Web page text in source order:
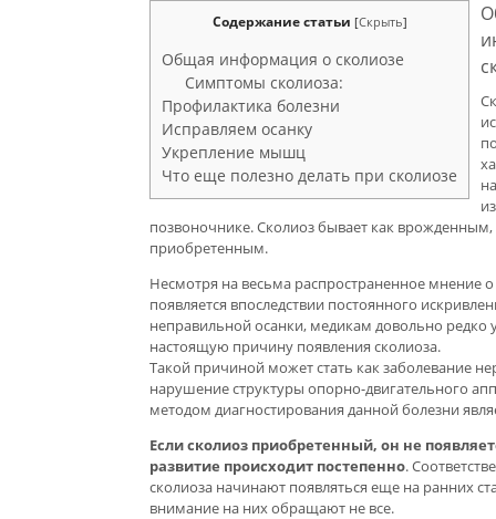
Содержание статьи [Скрыть]
Общая информация о сколиозе
Симптомы сколиоза:
Профилактика болезни
Исправляем осанку
Укрепление мышц
Что еще полезно делать при сколиозе
позвоночнике. Сколиоз бывает как врожденным,
приобретенным.
Несмотря на весьма распространенное мнение
появляется впоследствии постоянного
неправильной осанки, медикам довольно редко
настоящую причину появления сколиоза.
Такой причиной может стать как заболевание
нарушение структуры опорно-двигательного
методом диагностирования данной болезни
Если сколиоз приобретенный, он не
развитие происходит постепенно.
сколиоза начинают появляться еще на ранних
внимание на них обращают не все.